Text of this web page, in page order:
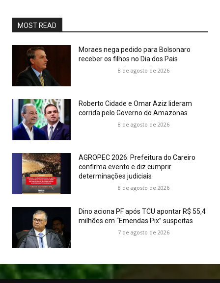
MOST READ
Moraes nega pedido para Bolsonaro
receber os filhos no Dia dos Pais
8 de agosto de 2026
Roberto Cidade e Omar Aziz lideram
corrida pelo Governo do Amazonas
8 de agosto de 2026
AGROPEC 2026: Prefeitura do Careiro
confirma evento e diz cumprir
determinações judiciais
8 de agosto de 2026
Dino aciona PF após TCU apontar R$ 55,4
milhões em “Emendas Pix” suspeitas
7 de agosto de 2026